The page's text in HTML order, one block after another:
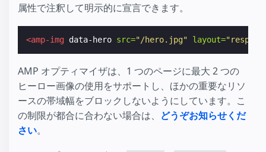
属性で注釈して明示的に宣言できます。
<amp-img data-hero src="/hero.jpg" layout=
AMP オプティマイザは、1 つのページに最大 2 つの
ヒーロー画像の使用をサポートし、ほかの重要なリソ
ースの帯域幅をブロックしないようにしています。こ
の制限が都合に合わない場合は、 どうぞお知らせくだ
さい。